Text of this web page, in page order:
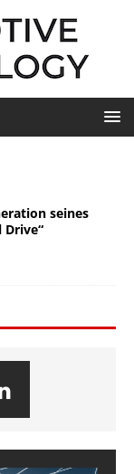
seines
Drive“